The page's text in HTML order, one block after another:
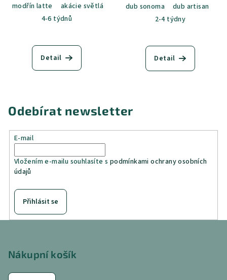
modřín latte
akácie světlá jasan šedý dub sametový
dub
4-6 týdnů
Detail
dub sonoma
dub artisan
2-4 týdny
Detail
Odebírat newsletter
E-mail
Vložením e-mailu souhlasíte s podmínkami ochrany osobních
údajů
Přihlásit se
Nákupní košík